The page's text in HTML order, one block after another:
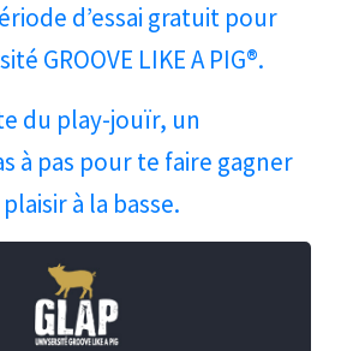
d’essai gratuit pour
GROOVE LIKE A PIG®.
du play-jouïr, un
à pas pour te faire gagner
à la basse.